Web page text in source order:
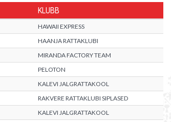
KLUBB
HAWAII EXPRESS
HAANJA RATTAKLUBI
MIRANDA FACTORY TEAM
PELOTON
KALEVI JALGRATTAKOOL
RAKVERE RATTAKLUBI SIPLASED
KALEVI JALGRATTAKOOL